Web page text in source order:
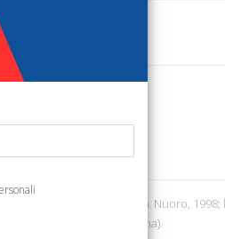
9788885098138
della prima edizione (1991). Nuoro,
(Storia dell'Arte in Sardegna).